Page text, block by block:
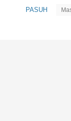
PASUH